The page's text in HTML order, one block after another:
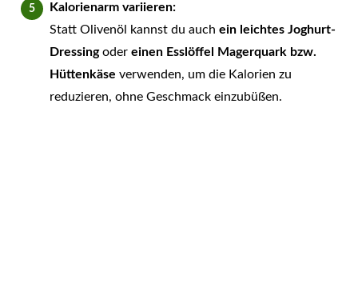
Kalorienarm variieren:
Statt Olivenöl kannst du auch ein leichtes Joghurt-
Dressingoder einen Esslöffel Magerquark bzw.
Hüttenkäse verwenden, um die Kalorien zu
reduzieren, ohne Geschmack einzubüßen.